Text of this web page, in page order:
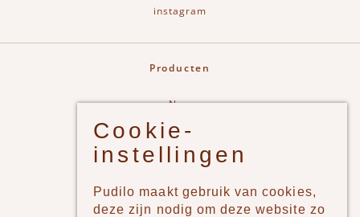
instagram
Producten
New
Jongens
Meisjes
Merken
Cookie-
instellingen
Pudilo maakt gebruik van cookies,
deze zijn nodig om deze website zo